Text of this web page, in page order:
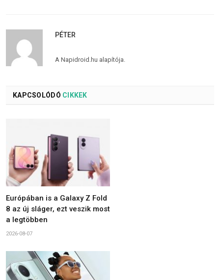
PÉTER
A Napidroid.hu alapítója.
KAPCSOLÓDÓ CIKKEK
Európában is a Galaxy Z Fold
8 az új sláger, ezt veszik most
a legtöbben
2026-08-07